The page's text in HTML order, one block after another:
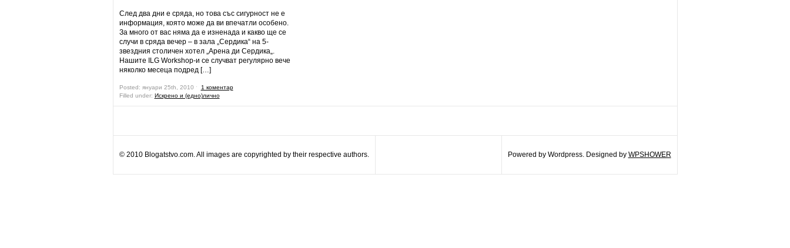
След два дни е сряда, но това със сигурност не е
информация, която може да ви впечатли особено.
За много от вас няма да е изненада и какво ще се
случи в сряда вечер – в зала „Сердика“ на 5-
звездния столичен хотел „Арена ди Сердика„.
Нашите ILG Workshop-и се случват регулярно вече
няколко месеца подред […]
Posted: януари 25th, 2010 ˑ
1 коментар
Filled under: Искрено и (едно)лично
© 2010 Blogatstvo.com. All images are copyrighted by their respective authors. Powered by Wordpress. Designed by WPSHOWER